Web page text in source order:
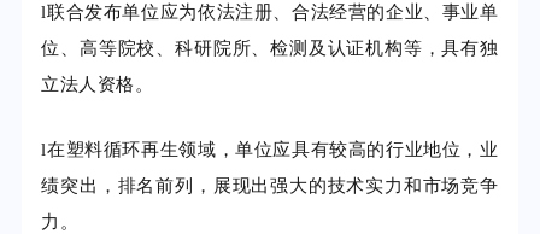
l联合发布单位应为依法注册、合法经营的企业、事业单
位、高等院校、科研院所、检测及认证机构等，具有独
立法人资格。
l在塑料循环再生领域，单位应具有较高的行业地位，业
绩突出，排名前列，展现出强大的技术实力和市场竞争
力。